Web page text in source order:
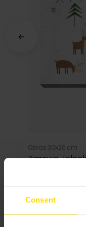
Consent
Obraz 30x20 cm
Zimowe